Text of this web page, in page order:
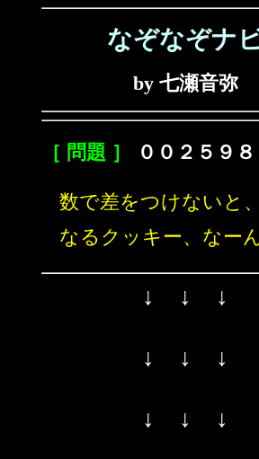
なぞなぞナ
by 七瀬音弥
［ 問題 ］ ００２５９８
数で差をつけないと
なるクッキー、なー
↓ ↓ ↓
↓ ↓ ↓
↓ ↓ ↓